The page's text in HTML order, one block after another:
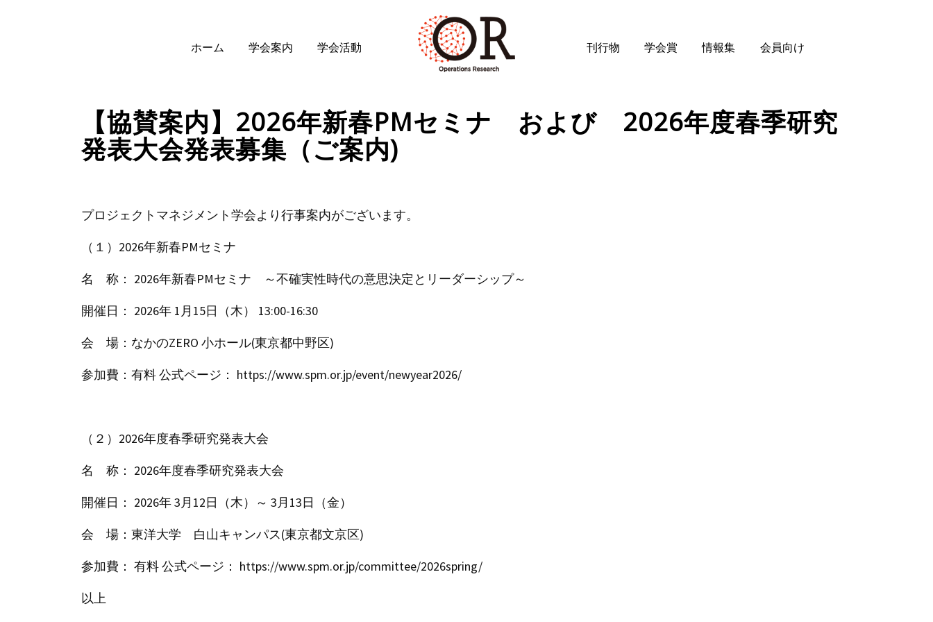
ホーム 学会案内 学会活動 刊行物 学会賞 情報集 会員向け
【協賛案内】2026年新春PMセミナ および 2026年度春季研究
発表大会発表募集（ご案内)
プロジェクトマネジメント学会より行事案内がございます。
（１）2026年新春PMセミナ
名 称： 2026年新春PMセミナ ～不確実性時代の意思決定とリーダーシップ～
開催日： 2026年 1月15日（木） 13:00-16:30
会 場：なかのZERO 小ホール(東京都中野区)
参加費：有料 公式ページ： https://www.spm.or.jp/event/newyear2026/
（２）2026年度春季研究発表大会
名 称： 2026年度春季研究発表大会
開催日： 2026年 3月12日（木）～ 3月13日（金）
会 場：東洋大学 白山キャンパス(東京都文京区)
参加費： 有料 公式ページ： https://www.spm.or.jp/committee/2026spring/
以上